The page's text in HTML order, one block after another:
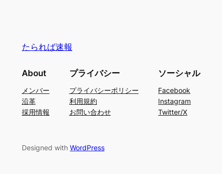
たられば速報
About
メンバー
沿革
採用情報
プライバシー
プライバシーポリシー
利用規約
お問い合わせ
ソーシャル
Facebook
Instagram
Twitter/X
Designed with WordPress